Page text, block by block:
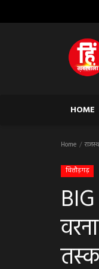
HOME
Home
चित्तौड़गढ़